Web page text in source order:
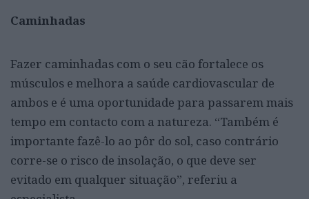
Caminhadas
Fazer caminhadas com o seu cão fortalece os
músculos e melhora a saúde cardiovascular de
ambos e é uma oportunidade para passarem mais
tempo em contacto com a natureza. “Também é
importante fazê-lo ao pôr do sol, caso contrário
corre-se o risco de insolação, o que deve ser
evitado em qualquer situação”, referiu a